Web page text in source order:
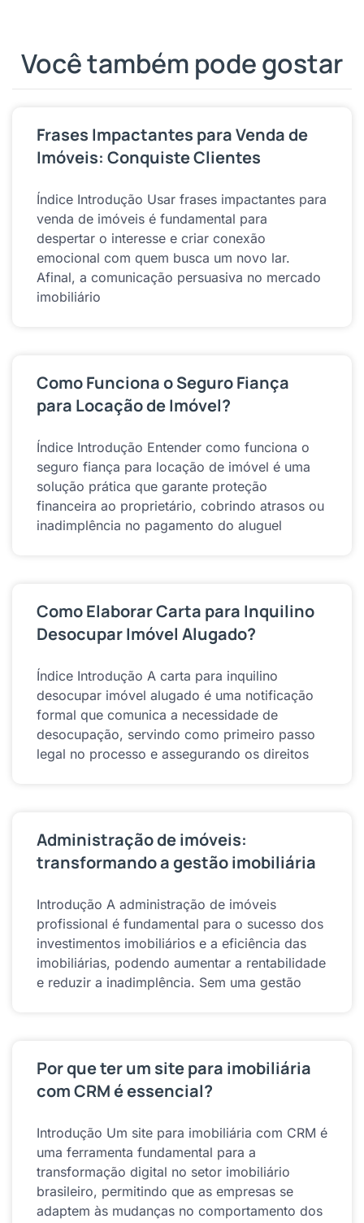
Você também pode gostar
Frases Impactantes para Venda de
Imóveis: Conquiste Clientes
Índice Introdução Usar frases impactantes para
venda de imóveis é fundamental para
despertar o interesse e criar conexão
emocional com quem busca um novo lar.
Afinal, a comunicação persuasiva no mercado
imobiliário
Como Funciona o Seguro Fiança
para Locação de Imóvel?
Índice Introdução Entender como funciona o
seguro fiança para locação de imóvel é uma
solução prática que garante proteção
financeira ao proprietário, cobrindo atrasos ou
inadimplência no pagamento do aluguel
Como Elaborar Carta para Inquilino
Desocupar Imóvel Alugado?
Índice Introdução A carta para inquilino
desocupar imóvel alugado é uma notificação
formal que comunica a necessidade de
desocupação, servindo como primeiro passo
legal no processo e assegurando os direitos
Administração de imóveis:
transformando a gestão imobiliária
Introdução A administração de imóveis
profissional é fundamental para o sucesso dos
investimentos imobiliários e a eficiência das
imobiliárias, podendo aumentar a rentabilidade
e reduzir a inadimplência. Sem uma gestão
Por que ter um site para imobiliária
com CRM é essencial?
Introdução Um site para imobiliária com CRM é
uma ferramenta fundamental para a
transformação digital no setor imobiliário
brasileiro, permitindo que as empresas se
adaptem às mudanças no comportamento dos